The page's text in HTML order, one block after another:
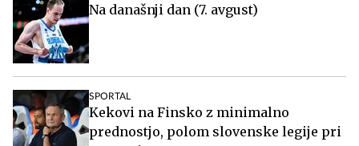
Na današnji dan (7. avgust)
SPORTAL
Kekovi na Finsko z minimalno
prednostjo, polom slovenske legije pri